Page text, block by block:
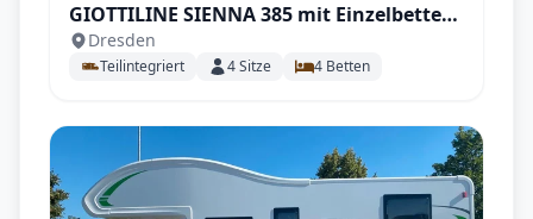
GIOTTILINE SIENNA 385 mit Einzelbetten,
Isofix uvm,
Dresden
Teilintegriert 4Sitze 4 Betten